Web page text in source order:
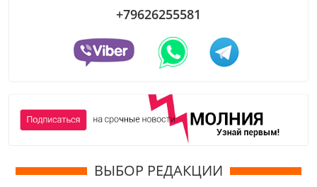
+79626255581
ВЫБОР РЕДАКЦИИ